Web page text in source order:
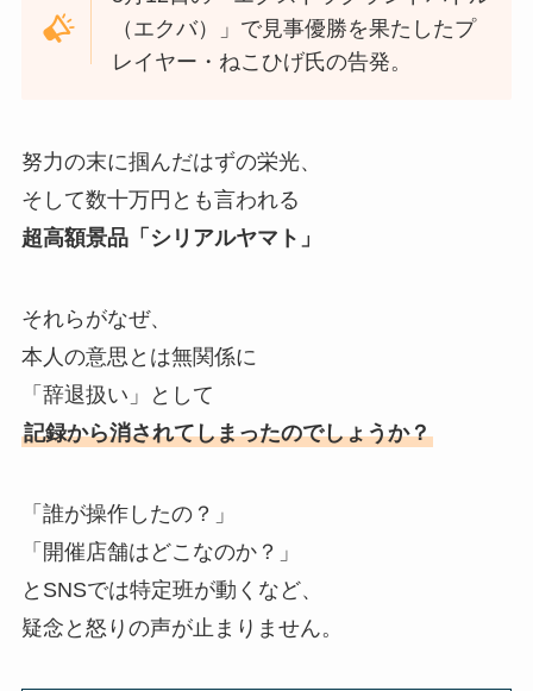
（エクバ）」で見事優勝を果たしたプ
レイヤー・ねこひげ氏の告発。
努力の末に掴んだはずの栄光、
そして数十万円とも言われる
超高額景品「シリアルヤマト」
それらがなぜ、
本人の意思とは無関係に
「辞退扱い」として
記録から消されてしまったのでしょうか？
「誰が操作したの？」
「開催店舗はどこなのか？」
とSNSでは特定班が動くなど、
疑念と怒りの声が止まりません。